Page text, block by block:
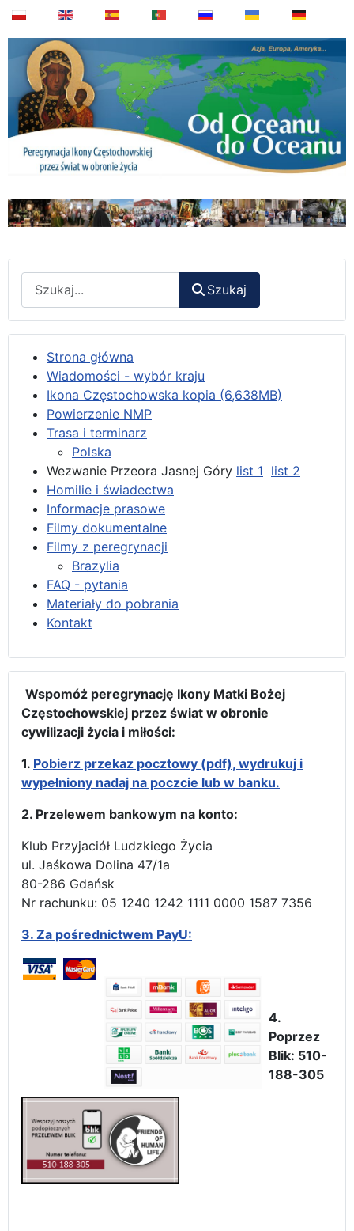
Szukaj
Strona główna
Wiadomości - wybór kraju
Ikona Częstochowska kopia (6,638MB)
Powierzenie NMP
Trasa i terminarz
Polska
Wezwanie Przeora Jasnej Góry list 1 list 2
Homilie i świadectwa
Informacje prasowe
Filmy dokumentalne
Filmy z peregrynacji
Brazylia
FAQ - pytania
Materiały do pobrania
Kontakt
Wspomóż peregrynację Ikony Matki Bożej
Częstochowskiej przez świat w obronie
cywilizacji życia i miłości:
1. Pobierz przekaz pocztowy (pdf), wydrukuj i
wypełniony nadaj na poczcie lub w banku.
2. Przelewem bankowym na konto:
Klub Przyjaciół Ludzkiego Życia
ul. Jaśkowa Dolina 47/1a
80-286 Gdańsk
Nr rachunku: 05 1240 1242 1111 0000 1587 7356
3. Za pośrednictwem PayU:
4.
Poprzez
Blik: 510-
188-305